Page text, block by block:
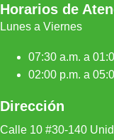
Horarios de
Lunes a Viernes
07:30 a.m. a
02:00 p.m. a
Dirección
Calle 10 #30-140